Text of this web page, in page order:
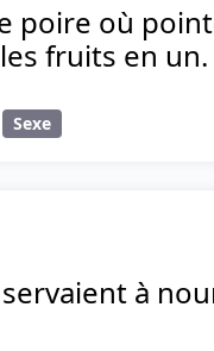
poire où
fruits en un.
Sexe
à